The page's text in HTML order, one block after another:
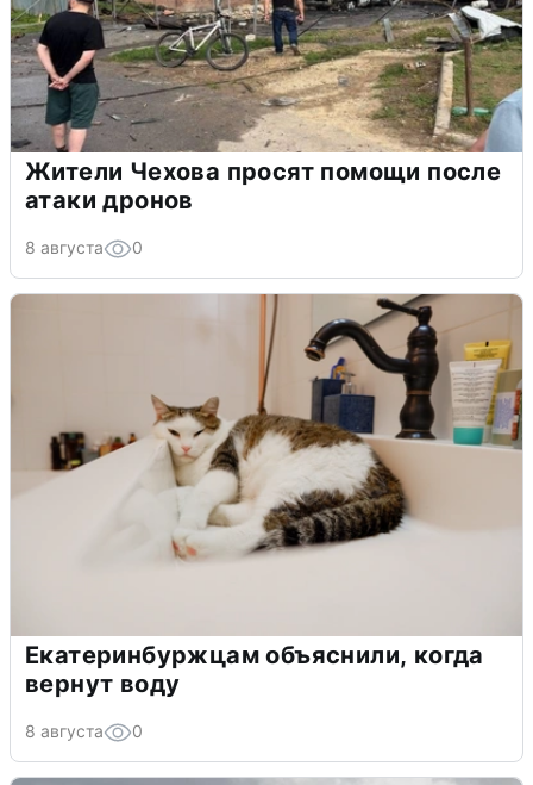
Жители Чехова просят помощи после
атаки дронов
8 августа 0
Екатеринбуржцам объяснили, когда
вернут воду
8 августа 0